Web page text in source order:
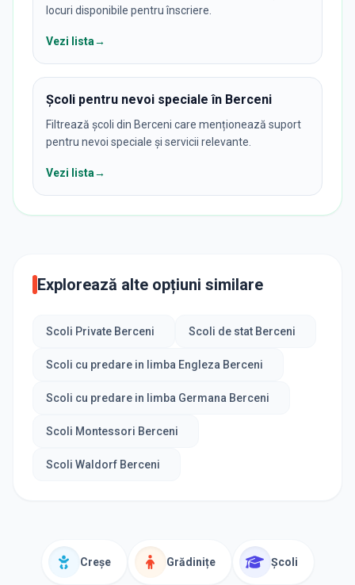
locuri disponibile pentru înscriere.
Vezi lista→
Școli pentru nevoi speciale în Berceni
Filtrează școli din Berceni care menționează suport
pentru nevoi speciale și servicii relevante.
Vezi lista→
Explorează alte opțiuni similare
Scoli Private Berceni Scoli de stat Berceni
Scoli cu predare in limba Engleza Berceni
Scoli cu predare in limba Germana Berceni
Scoli Montessori Berceni
Scoli Waldorf Berceni
Creșe Grădinițe Școli